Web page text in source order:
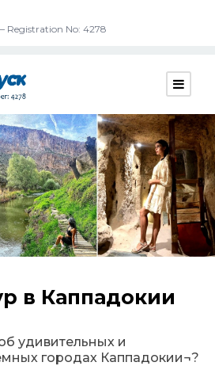
Registration No: 4278
в Каппадокии
удивительных и
городах Каппадокии¬?